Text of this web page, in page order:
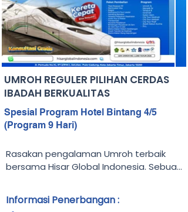
UMROH REGULER PILIHAN CERDAS
IBADAH BERKUALITAS
Spesial Program Hotel Bintang 4/5
(Program 9 Hari)
Rasakan pengalaman Umroh terbaik
bersama Hisar Global Indonesia. Sebuah
memberikan kenyamanan, kemudahan,
Informasi Penerbangan :